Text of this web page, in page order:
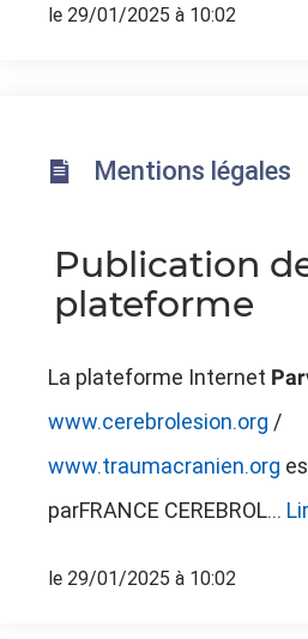
le 29/01/2025 à 10:02
Mentions légales
Publication
plateforme
La plateforme Internet
www.cerebrolesion.org /
www.traumacranien.org
parFRANCE CEREBROL...
le 29/01/2025 à 10:02